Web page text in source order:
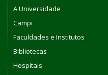
A Universidade
Campi
Faculdades e Institutos
Bibliotecas
Hospitais